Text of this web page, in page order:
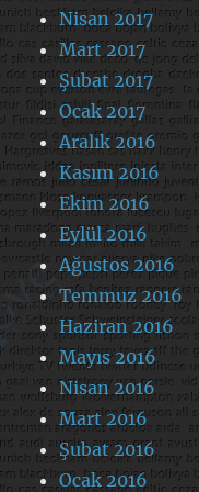
Nisan 2017
Mart 2017
Şubat 2017
Ocak 2017
Aralık 2016
Kasım 2016
Ekim 2016
Eylül 2016
Ağustos 2016
Temmuz 2016
Haziran 2016
Mayıs 2016
Nisan 2016
Mart 2016
Şubat 2016
Ocak 2016